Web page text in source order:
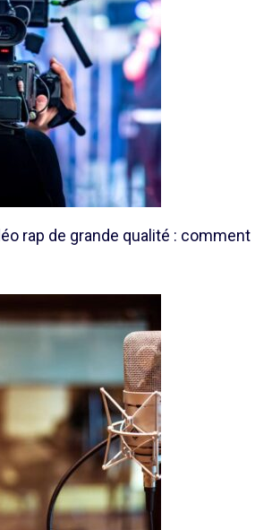
rap de grande qualité : comment